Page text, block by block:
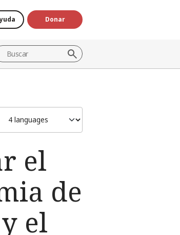
Donar
el
de
el